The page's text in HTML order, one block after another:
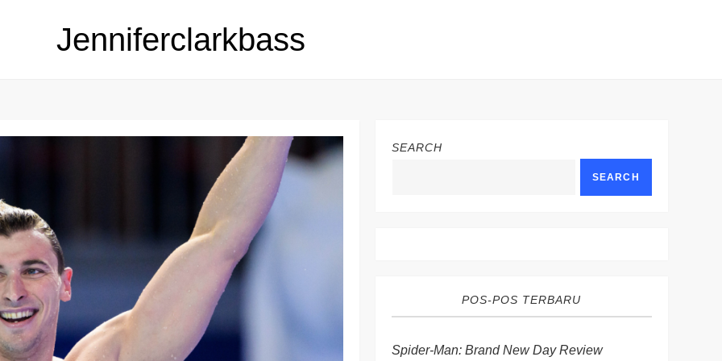
Jenniferclarkbass
SEARCH
SEARCH
POS-POS TERBARU
Spider-Man: Brand New Day Review